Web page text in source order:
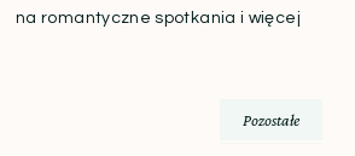
na romantyczne spotkania i więcej
Pozostałe